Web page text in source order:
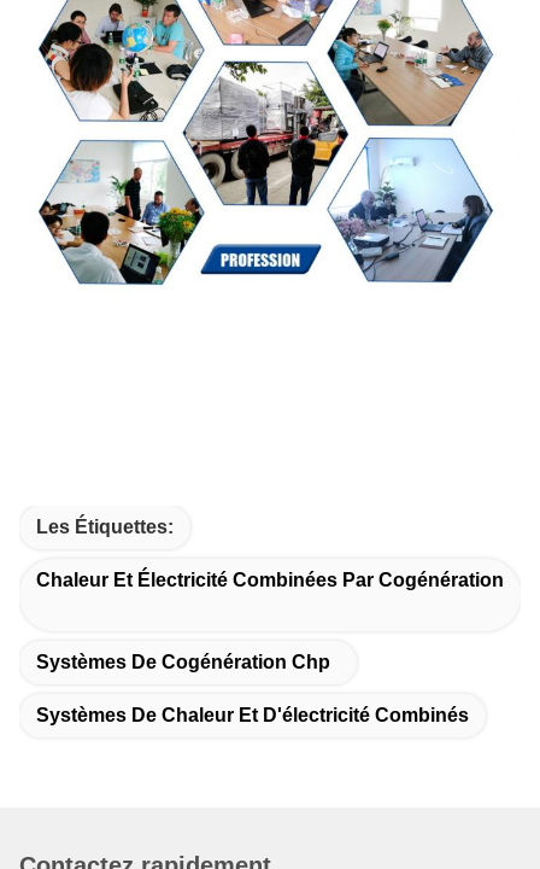
Les Étiquettes:
Chaleur Et Électricité Combinées Par Cogénération
Systèmes De Cogénération Chp
Systèmes De Chaleur Et D'électricité Combinés